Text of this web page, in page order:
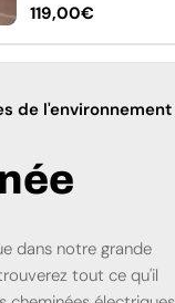
Prix
régulier
119,00€
de l'environnement
dans notre grande
tout ce qu'il